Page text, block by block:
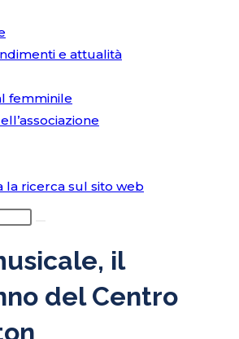
e attualità
femminile
la ricerca sul sito web
il
del Centro